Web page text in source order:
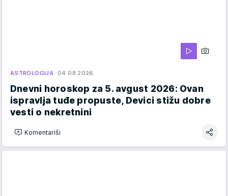
ASTROLOGIJA 04.08.2026.
Dnevni horoskop za 5. avgust 2026: Ovan
ispravlja tuđe propuste, Devici stižu dobre
vesti o nekretnini
Komentariši